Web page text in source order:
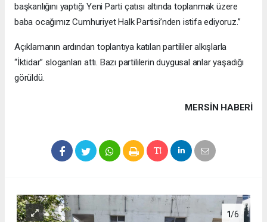
başkanlığını yaptığı Yeni Parti çatısı altında toplanmak üzere
baba ocağımız Cumhuriyet Halk Partisi’nden istifa ediyoruz.”
Açıklamanın ardından toplantıya katılan partililer alkışlarla
“İktidar” sloganları attı. Bazı partililerin duygusal anlar yaşadığı
görüldü.
MERSIN HABERİ
1/6